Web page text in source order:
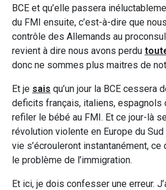
BCE et qu’elle passera
du FMI ensuite, c’est-à-dire que
contrôle des Allemands au
revient à dire nous avons perdu
donc ne sommes plus maitres de
Et je sais qu’un jour la BCE cessera
deficits français, italiens, espagnols
refiler le bébé au FMI. Et ce jour-là
révolution violente en Europe du
vie s’écrouleront instantanément, ce
le problème de l’immigration.
Et ici, je dois confesser une erreur.